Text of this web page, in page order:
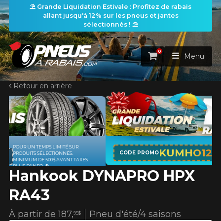
⛱️ Grande Liquidation Estivale : Profitez de rabais
allant jusqu'à 12% sur les pneus et jantes
sélectionnés ! ⛱️
ACCUEIL
PNEUS
RECHERCHE DE PNEUS VOIR TOUT
Rechercher par
Par dimensions Par véhicule
Recherche par dimensions
ROUES
RECHERCHE DE ROUES VOIR TOUT
ENSEMBLES
RECHERCHE D'ENSEMBLES
PROMOTIONS
Panier
0
Menu
Retour en arrière
Hankook DYNAPRO HPX
RA43
Pneu d'été/4 saisons
À partir de187,95$
CODE PROMO KUMHO12
APPLICABLE SUR TOUT ACHAT DE 4
PNEUS DE MARQUE KUMHO*
PLUS
D'INFO